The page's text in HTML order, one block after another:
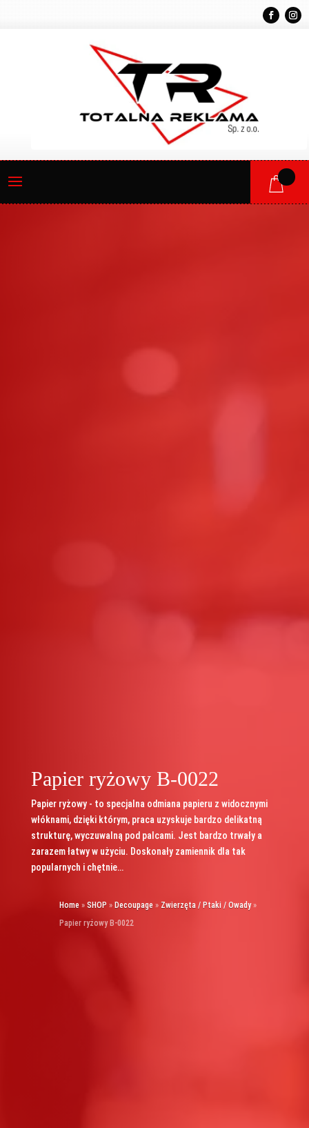
Papier ryżowy B-0022
Papier ryżowy - to specjalna odmiana papieru z widocznymi
włóknami, dzięki którym, praca uzyskuje bardzo delikatną
strukturę, wyczuwalną pod palcami. Jest bardzo trwały a
zarazem łatwy w użyciu. Doskonały zamiennik dla tak
popularnych i chętnie…
Home » SHOP » Decoupage » Zwierzęta / Ptaki / Owady »
Papier ryżowy B-0022